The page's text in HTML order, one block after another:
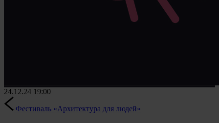
24.12.24 19:00
Фестиваль «Архитектура для людей»